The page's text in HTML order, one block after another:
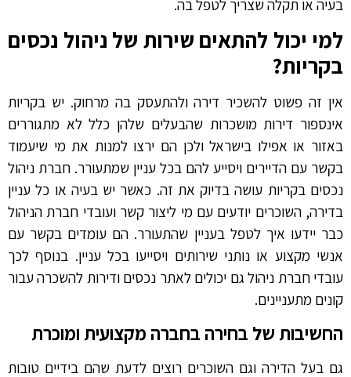
בעיה או תקלה שצריך לטפל בה.
למי יכול להתאים שירות של ניהול נכסים
בקריות?
אין זה פשוט להשכיר דירה ולהתעסק בה מרחוק. יש בקריות
אינספור דירות מושכרות שהבעלים שלהן כלל לא מתגוררים
באזור או אפילו בישראל ולכן הם ירצו למנות את מי שיעמוד
בקשר עם הדיירים ויסייע להם בכל עניין שמתעורר. חברת ניהול
נכסים בקריות עושה בדיוק את זה. כאשר יש בעיה או כל עניין
בדירה, השוכרים יודעים עם מי ליצור קשר ועובדי חברת הניהול
כבר יידעו איך לטפל בעניין שהתעורר. הם עומדים בקשר עם
אנשי מקצוע או נותני שירותים ויסייעו בכל עניין. בנוסף לכך
עובדי חברת ניהול גם יכולים לאתר נכסים ודירות להשכרה עבור
קונים מתעניינים.
החשיבות של בחירה בחברה מקצועית ומוכרת
גם בעל הדירה וגם השוכרים רוצים לדעת שהם בידיים טובות